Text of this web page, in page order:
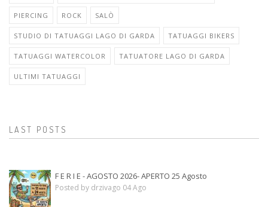
PIERCING ROCK SALÒ
STUDIO DI TATUAGGI LAGO DI GARDA TATUAGGI BIKERS
TATUAGGI WATERCOLOR TATUATORE LAGO DI GARDA
ULTIMI TATUAGGI
LAST POSTS
F E R I E - AGOSTO 2026- APERTO 25 Agosto
Posted by drzivago 04 Ago